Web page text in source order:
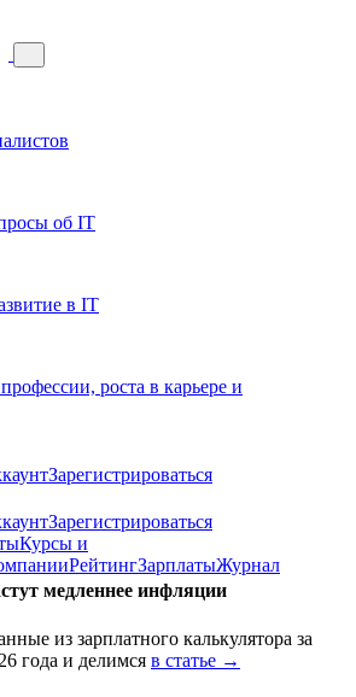
об IT
в IT
роста в карьере и
Зарегистрироваться
Зарегистрироваться
Курсы и
РейтингЗарплатыЖурнал
медленнее инфляции
из зарплатного калькулятора за
года и делимся в статье →